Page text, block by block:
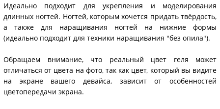
Идеально подходит для укрепления и моделирования
длинных ногтей. Ногтей, которым хочется придать твёрдость,
а также для наращивания ногтей на нижние формы
(идеально подходит для техники наращивания "без опила").
Обращаем внимание, что реальный цвет геля может
отличаться от цвета на фото, так как цвет, который вы видите
на экране вашего девайса, зависит от особенностей
цветопередачи экрана.